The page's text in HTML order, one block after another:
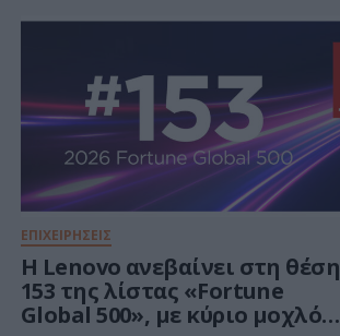
ΕΠΙΧΕΙΡΗΣΕΙΣ
Η Lenovo ανεβαίνει στη θέση
153 της λίστας «Fortune
Global 500», με κύριο μοχλό